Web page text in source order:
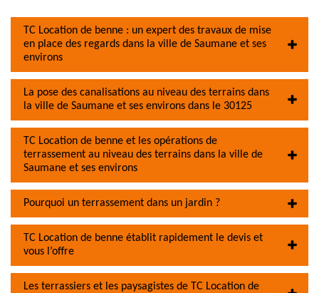
TC Location de benne : un expert des travaux de mise
en place des regards dans la ville de Saumane et ses
environs
La pose des canalisations au niveau des terrains dans
la ville de Saumane et ses environs dans le 30125
TC Location de benne et les opérations de
terrassement au niveau des terrains dans la ville de
Saumane et ses environs
Pourquoi un terrassement dans un jardin ?
TC Location de benne établit rapidement le devis et
vous l’offre
Les terrassiers et les paysagistes de TC Location de